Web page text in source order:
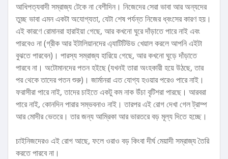
আধিপত্যবাদী সম্রাজ্য টেকে না বেশীদিন। নিজেদের সেরা ভাবা আর অন্যদের
তুচ্ছ ভাবা এমন একটা অযোগ্যতা, যেটা শেষ পর্যন্ত নিজের ধ্বংসের কারণ হয়।
এই কারণে রোমানরা হারাইয়া গেছে, আর কখনো ঘুরে দাঁড়াতে পারে নাই এবং
পারবেও না (গ্রীক আর ইটালিয়ানদের এ্যাটিটিউড খেয়াল করলে আপনি এইটা
বুঝতে পারবেন)। পারস্য সম্রাজ্য হারিয়ে গেছে, আর কখনো ঘুড়ে দাঁড়াতে
পারবে না। অটোমানদের পতন হইছে (যখনই তারা অংহকারী হয়ে উঠছে, তার
পর থেকে তাদের পতন শুরু)। জার্মানরা এত যোগ্য হওয়ার পরেও পারে নাই।
ফরাসীরা পারে নাই, তাদের চাইতে একটু কম নাক উঁচা বৃটিশরা পারছে। আরবরা
পারে নাই, কোনদিন পারার সম্ভবনাও নাই। তারপর এই রোগ দেখা গেল ট্রাম্প
আর মোদীর ভেতরে। তার জন্য আম্রিকা আর ভারতরে বড় মূল্য দিতে হচ্ছে।
চাইনিজদেরও এই রোগ আছে, ফলে ওরাও বড় কিংবা দীর্ঘ মেয়াদী সম্রাজ্য তৈরি
করতে পারবে না।